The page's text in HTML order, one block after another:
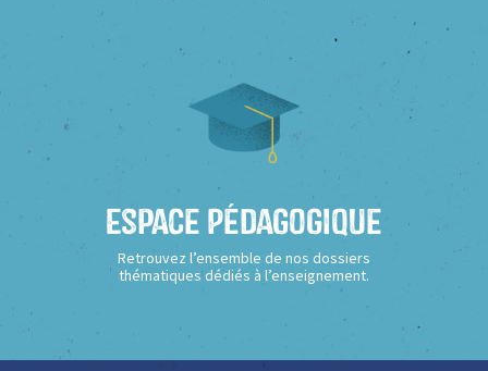
Espace Pédagogique
Retrouvez l’ensemble de nos dossiers
thématiques dédiés à l’enseignement.